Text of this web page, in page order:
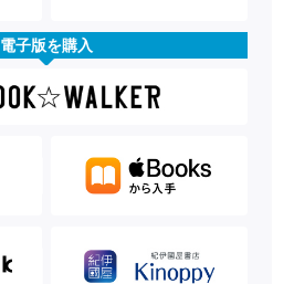
電子版を購入